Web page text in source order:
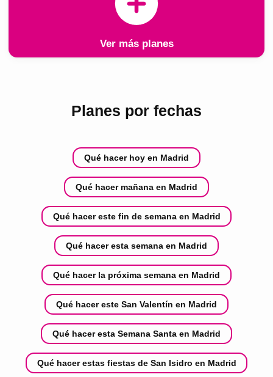
Ver más planes
Planes por fechas
Qué hacer hoy en Madrid
Qué hacer mañana en Madrid
Qué hacer este fin de semana en Madrid
Qué hacer esta semana en Madrid
Qué hacer la próxima semana en Madrid
Qué hacer este San Valentín en Madrid
Qué hacer esta Semana Santa en Madrid
Qué hacer estas fiestas de San Isidro en Madrid